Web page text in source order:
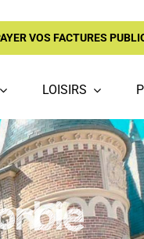
VOS FACTURES
LOISIRS